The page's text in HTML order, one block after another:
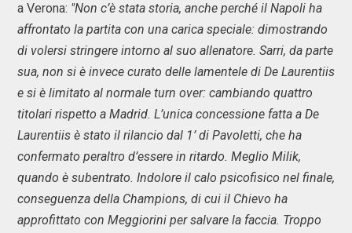
a Verona: "Non c’è stata storia, anche perché il Napoli ha
affrontato la partita con una carica speciale: dimostrando
di volersi stringere intorno al suo allenatore. Sarri, da parte
sua, non si è invece curato delle lamentele di De Laurentiis
e si è limitato al normale turn over: cambiando quattro
titolari rispetto a Madrid. L’unica concessione fatta a De
Laurentiis è stato il rilancio dal 1’ di Pavoletti, che ha
confermato peraltro d’essere in ritardo. Meglio Milik,
quando è subentrato. Indolore il calo psicofisico nel finale,
conseguenza della Champions, di cui il Chievo ha
approfittato con Meggiorini per salvare la faccia. Troppo